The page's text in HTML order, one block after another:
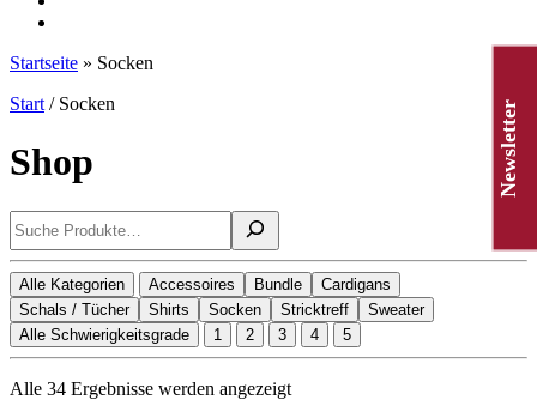
Startseite » Socken
Start / Socken
Shop
Suchen
Alle Kategorien Accessoires Bundle
Cardigans
Schals / Tücher
Shirts Socken Stricktreff
Sweater
Alle Schwierigkeitsgrade
1 2 3 4 5
Alle 34 Ergebnisse werden angezeigtNach
Newsletter